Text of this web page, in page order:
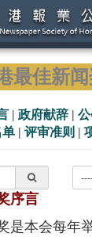
最佳新闻
| 政府献辞 |
单 | 评审准则 |
序言
是本会每年